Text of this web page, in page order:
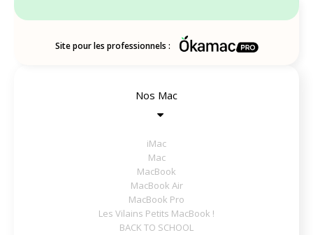
Site pour les professionnels :
Nos Mac
iMac
Mac
MacBook
MacBook Air
MacBook Pro
Les Vilains Petits MacBook !
BACK TO SCHOOL